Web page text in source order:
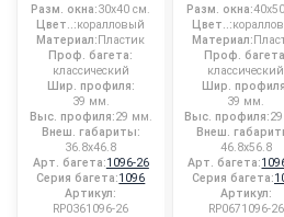
Разм. окна:30x40 см.
Цвет..:коралловый
Материал:Пластик
Проф. багета:
классический
Шир. профиля:
39 мм.
Выс. профиля:29 мм.
Внеш. габариты:
36.8x46.8
Арт. багета:1096-26
Серия багета:1096
Артикул:
RP0361096-26
Разм. окна:
Цвет..:
Материал:
Проф.
классический
Шир.
39 мм.
Выс. профиля:
Внеш.
46.8x56.8
Арт. багета:
Серия багета:
Артикул:
RP0671096-26